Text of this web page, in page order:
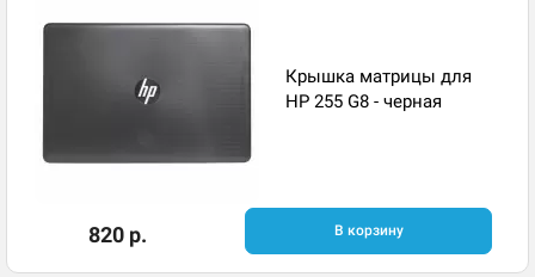
Крышка матрицы для
HP 255 G8 - черная
820 р. В корзину